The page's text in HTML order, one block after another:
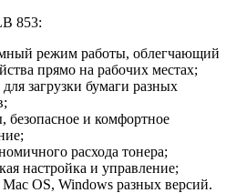
853:
режим работы, облегчающий
прямо на рабочих местах;
загрузки бумаги разных
безопасное и комфортное
расхода тонера;
настройка и управление;
OS, Windows разных версий.